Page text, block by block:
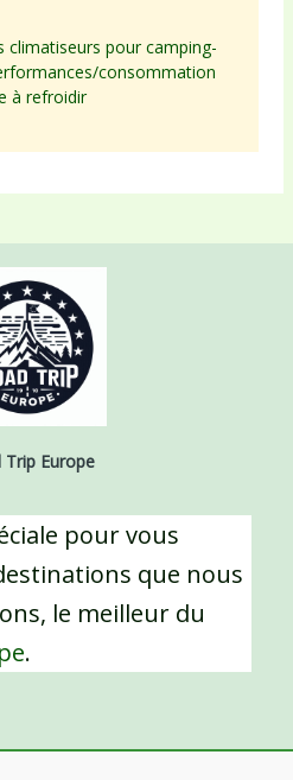
climatiseurs pour camping-
consommation
à refroidir
Trip Europe
pour vous
que nous
le meilleur du
.